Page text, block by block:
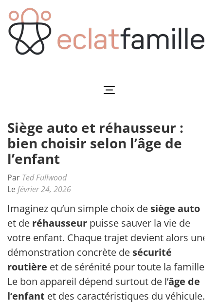
au
contenu
(Pressez
Siège auto et réhausseur :
bien choisir selon l’âge de
l’enfant
Par Ted Fullwood
Le février 24, 2026
Imaginez qu’un simple choix de siège auto
et de réhausseur puisse sauver la vie de
votre enfant. Chaque trajet devient alors une
démonstration concrète de sécurité
routière et de sérénité pour toute la famille.
Le bon appareil dépend surtout de l’âge de
l’enfant et des caractéristiques du véhicule.